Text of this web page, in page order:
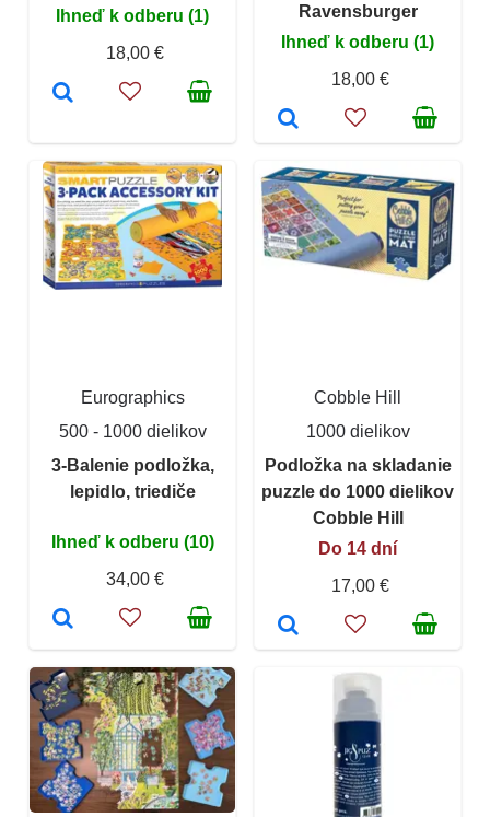
Ihneď k odberu (1)
18,00 €
Ravensburger
Ihneď k odberu (1)
18,00 €
Eurographics
500 - 1000 dielikov
3-Balenie podložka,
lepidlo, triediče
Ihneď k odberu (10)
34,00 €
Cobble Hill
1000 dielikov
Podložka na skladanie
puzzle do 1000 dielikov
Cobble Hill
Do 14 dní
17,00 €